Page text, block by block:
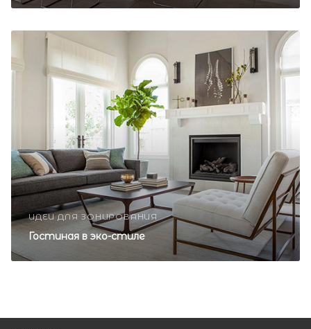
ИДЕИ ДЛЯ ЗОНИРОВАНИЯ
Гостиная в эко-стиле